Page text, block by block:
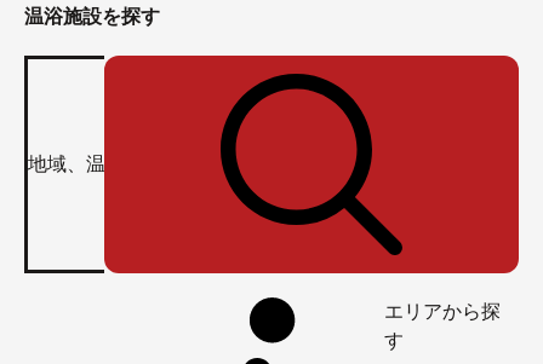
温浴施設を探す
エリアから探
す